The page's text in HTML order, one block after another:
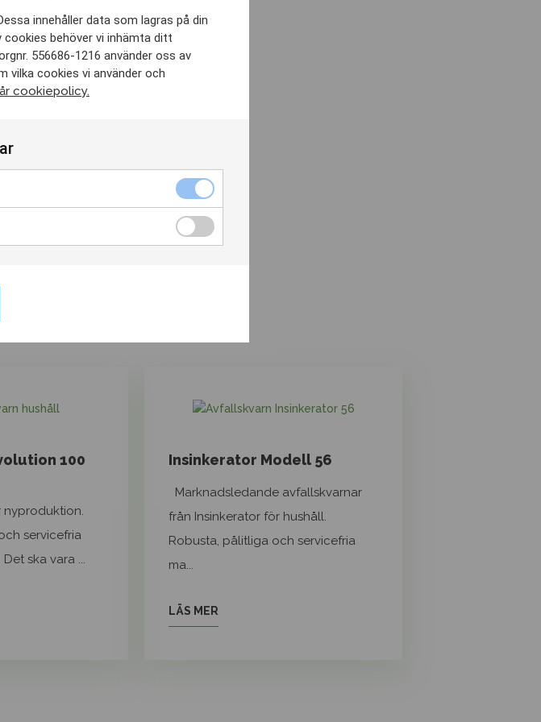
100
nyproduktion.
servicefria
ska vara ...
Insinkerator Modell 56
Marknadsledande avfallskvarnar
från Insinkerator för hushåll.
Robusta, pålitliga och servicefria
ma...
LÄS MER
innehåller data som lagras på din
behöver vi inhämta ditt
556686-1216 använder oss av
vilka cookies vi använder och
cookiepolicy.